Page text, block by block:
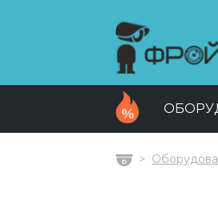
Главная